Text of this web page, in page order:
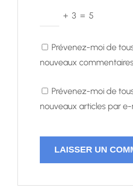
+ 3 = 5
Prévenez-moi de
nouveaux
Prévenez-moi de
nouveaux articles par e-